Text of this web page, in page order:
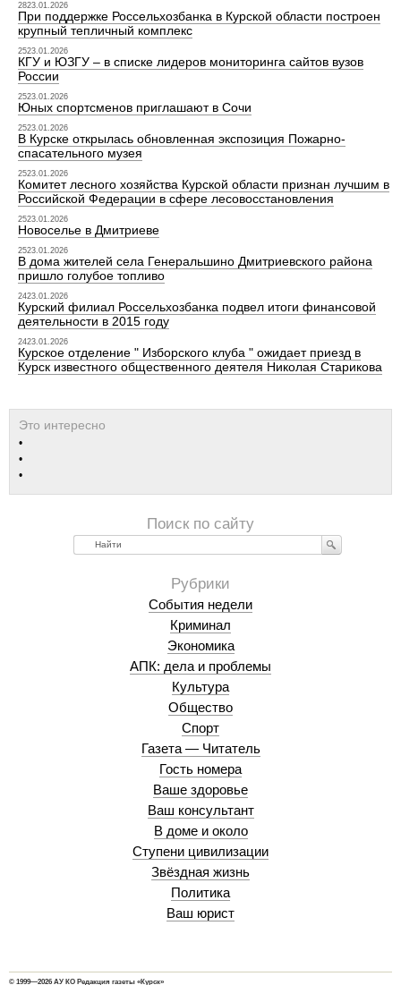
2823.01.2026
При поддержке Россельхозбанка в Курской области построен
крупный тепличный комплекс
2523.01.2026
КГУ и ЮЗГУ – в списке лидеров мониторинга сайтов вузов
России
2523.01.2026
Юных спортсменов приглашают в Сочи
2523.01.2026
В Курске открылась обновленная экспозиция Пожарно-
спасательного музея
2523.01.2026
Комитет лесного хозяйства Курской области признан лучшим в
Российской Федерации в сфере лесовосстановления
2523.01.2026
Новоселье в Дмитриеве
2523.01.2026
В дома жителей села Генеральшино Дмитриевского района
пришло голубое топливо
2423.01.2026
Курский филиал Россельхозбанка подвел итоги финансовой
деятельности в 2015 году
2423.01.2026
Курское отделение " Изборского клуба " ожидает приезд в
Курск известного общественного деятеля Николая Старикова
Найти
События недели
Криминал
Экономика
АПК: дела и проблемы
Культура
Общество
Спорт
Газета — Читатель
Гость номера
Ваше здоровье
Ваш консультант
В доме и около
Ступени цивилизации
Звёздная жизнь
Политика
Ваш юрист
© 1999—2026 АУ КО Редакция газеты «Курск»